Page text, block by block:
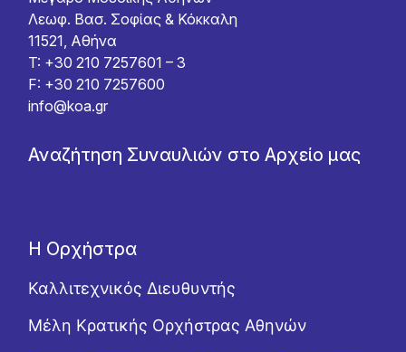
Λεωφ. Βασ. Σοφίας & Κόκκαλη
11521, Αθήνα
T: +30 210 7257601 – 3
F: +30 210 7257600
info@koa.gr
Αναζήτηση Συναυλιών στο Αρχείο μας
Η Ορχήστρα
Καλλιτεχνικός Διευθυντής
Μέλη Κρατικής Ορχήστρας Αθηνών